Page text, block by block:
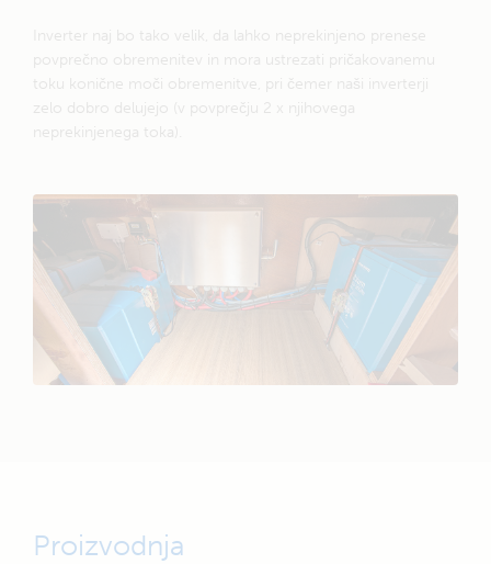
Inverter naj bo tako velik, da lahko neprekinjeno prenese
povprečno obremenitev in mora ustrezati pričakovanemu
toku konične moči obremenitve, pri čemer naši inverterji
zelo dobro delujejo (v povprečju 2 x njihovega
neprekinjenega toka).
Proizvodnja